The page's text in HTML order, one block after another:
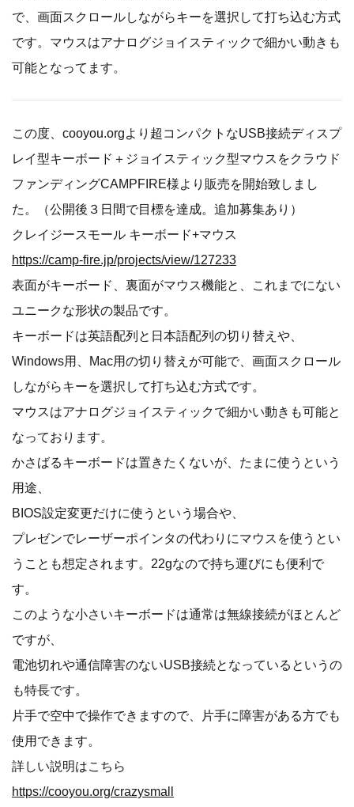
で、画面スクロールしながらキーを選択して打ち込む方式
です。マウスはアナログジョイスティックで細かい動きも
可能となってます。
この度、cooyou.orgより超コンパクトなUSB接続ディスプ
レイ型キーボード＋ジョイスティック型マウスをクラウド
ファンディングCAMPFIRE様より販売を開始致しまし
た。（公開後３日間で目標を達成。追加募集あり）
クレイジースモール キーボード+マウス
https://camp-fire.jp/projects/view/127233
表面がキーボード、裏面がマウス機能と、これまでにない
ユニークな形状の製品です。
キーボードは英語配列と日本語配列の切り替えや、
Windows用、Mac用の切り替えが可能で、画面スクロール
しながらキーを選択して打ち込む方式です。
マウスはアナログジョイスティックで細かい動きも可能と
なっております。
かさばるキーボードは置きたくないが、たまに使うという
用途、
BIOS設定変更だけに使うという場合や、
プレゼンでレーザーポインタの代わりにマウスを使うとい
うことも想定されます。22gなので持ち運びにも便利で
す。
このような小さいキーボードは通常は無線接続がほとんど
ですが、
電池切れや通信障害のないUSB接続となっているというの
も特長です。
片手で空中で操作できますので、片手に障害がある方でも
使用できます。
詳しい説明はこちら
https://cooyou.org/crazysmall